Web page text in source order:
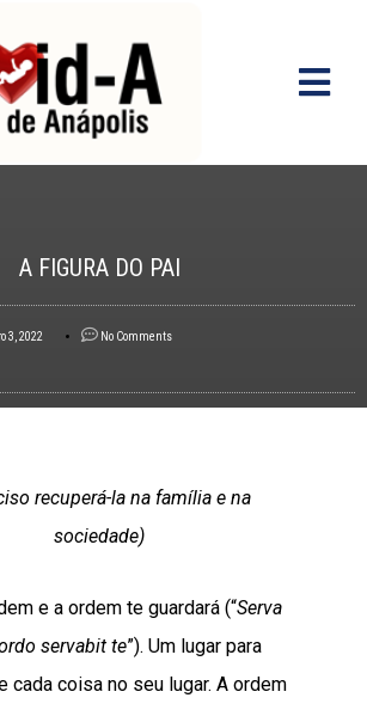
A FIGURA DO PAI
3, 2022 No Comments
recuperá-la na família e na
sociedade)
e a ordem te guardará (“Serva
servabit te”). Um lugar para
cada coisa no seu lugar. A ordem